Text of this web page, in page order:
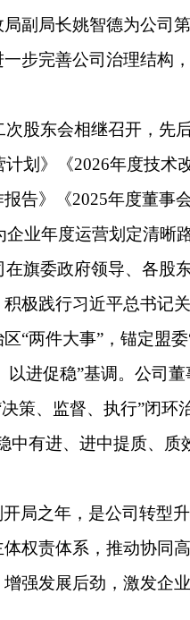
副局长姚智德为公司
步完善公司治理结构
次股东会相继召开，先
计划》《2026年度技术
告》《2025年度董事
业年度运营划定清晰路
旗委政府领导、各股
极践行习近平总书记关
“两件大事”，锚定盟委
进促稳”基调。公司
策、监督、执行”闭环
中有进、进中提质、质
局之年，是公司转型
权责体系，推动协同
强发展后劲，激发企